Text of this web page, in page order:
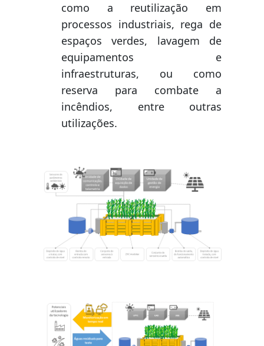
como a reutilização em
processos industriais, rega de
espaços verdes, lavagem de
equipamentos e
infraestruturas, ou como
reserva para combate a
incêndios, entre outras
utilizações.